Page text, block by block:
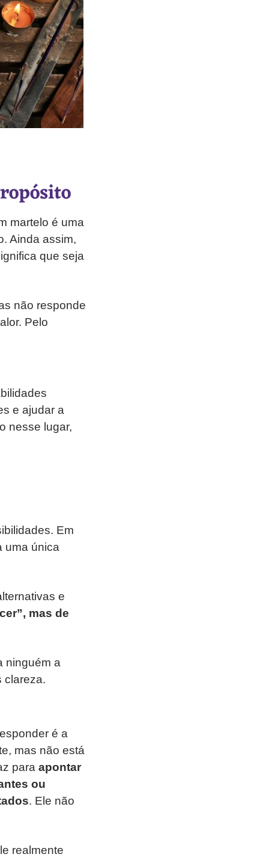
martelo é uma
Ainda assim,
que seja
não responde
Pelo
e ajudar a
nesse lugar,
Em
uma única
e
mas de
ninguém a
clareza.
é a
mas não está
para apontar
ou
. Ele não
realmente